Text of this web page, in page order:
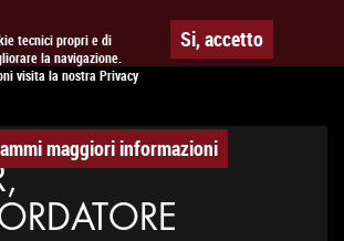
tecnici propri e di
la navigazione.
visita la nostra Privacy
Si, accetto
maggiori informazioni
AL CINEMA